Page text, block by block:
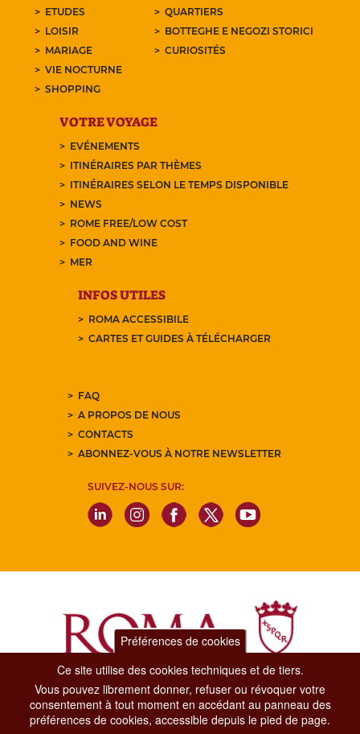
ETUDES
LOISIR
MARIAGE
VIE NOCTURNE
SHOPPING
QUARTIERS
BOTTEGHE E NEGOZI STORICI
CURIOSITÉS
VOTRE VOYAGE
EVÉNEMENTS
ITINÉRAIRES PAR THÈMES
ITINÉRAIRES SELON LE TEMPS DISPONIBLE
NEWS
ROME FREE/LOW COST
FOOD AND WINE
MER
INFOS UTILES
ROMA ACCESSIBILE
CARTES ET GUIDES À TÉLÉCHARGER
FAQ
A PROPOS DE NOUS
CONTACTS
ABONNEZ-VOUS À NOTRE NEWSLETTER
SUIVEZ-NOUS SUR:
Dipartimento Grandi Eventi, Sport, Turismo e Moda.
Via di San Basilio, 51
00187 Roma
Préférences de cookies
Ce site utilise des cookies techniques et de tiers.
Vous pouvez librement donner, refuser ou révoquer votre
consentement à tout moment en accédant au panneau des
préférences de cookies, accessible depuis le pied de page.